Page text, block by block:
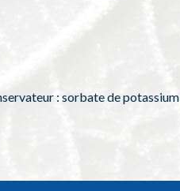
: sorbate de potassium